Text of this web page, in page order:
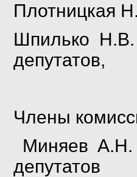
Плотницкая
Шпилько
Члены
Миняев
депутатов